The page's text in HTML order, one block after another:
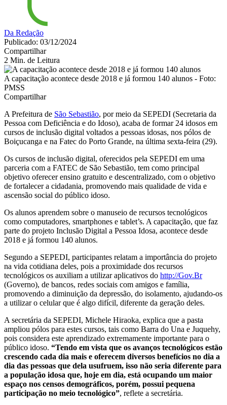
Da Redação
Publicado: 03/12/2024
Compartilhar
2 Min. de Leitura
A capacitação acontece desde 2018 e já formou 140 alunos - Foto:
PMSS
Compartilhar
A Prefeitura de São Sebastião, por meio da SEPEDI (Secretaria da
Pessoa com Deficiência e do Idoso), acaba de formar 24 idosos em
cursos de inclusão digital voltados a pessoas idosas, nos pólos de
Boiçucanga e na Fatec do Porto Grande, na última sexta-feira (29).
Os cursos de inclusão digital, oferecidos pela SEPEDI em uma
parceria com a FATEC de São Sebastião, tem como principal
objetivo oferecer ensino gratuito e descentralizado, com o objetivo
de fortalecer a cidadania, promovendo mais qualidade de vida e
ascensão social do público idoso.
Os alunos aprendem sobre o manuseio de recursos tecnológicos
como computadores, smartphones e tablet’s. A capacitação, que faz
parte do projeto Inclusão Digital a Pessoa Idosa, acontece desde
2018 e já formou 140 alunos.
Segundo a SEPEDI, participantes relatam a importância do projeto
na vida cotidiana deles, pois a proximidade dos recursos
tecnológicos os auxiliam a utilizar aplicativos do http://Gov.Br
(Governo), de bancos, redes sociais com amigos e família,
promovendo a diminuição da depressão, do isolamento, ajudando-os
a utilizar o celular que é algo difícil, diferente da geração deles.
A secretária da SEPEDI, Michele Hiraoka, explica que a pasta
ampliou pólos para estes cursos, tais como Barra do Una e Juquehy,
pois considera este aprendizado extremamente importante para o
público idoso. “Tendo em vista que os avanços tecnológicos estão
crescendo cada dia mais e oferecem diversos benefícios no dia a
dia das pessoas que dela usufruem, isso não seria diferente para
a população idosa que, hoje em dia, está ocupando um maior
espaço nos censos demográficos, porém, possui pequena
participação no meio tecnológico”, reflete a secretária.